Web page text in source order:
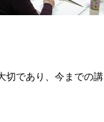
切であり、今までの講